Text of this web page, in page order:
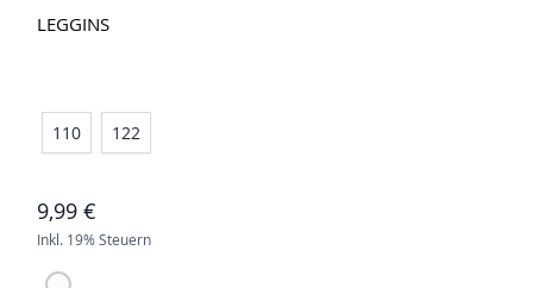
LEGGINS
110 122
9,99 €
Inkl. 19% Steuern